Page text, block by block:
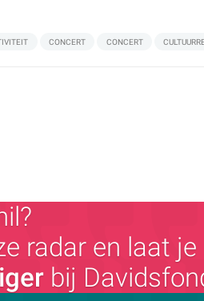
CONCERT CONCERT
radar en laat je
bij